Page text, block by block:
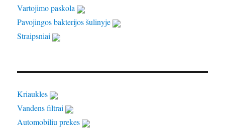
Vartojimo paskola
Pavojingos bakterijos šulinyje
Straipsniai
Kriaukles
Vandens filtrai
Automobiliu prekes